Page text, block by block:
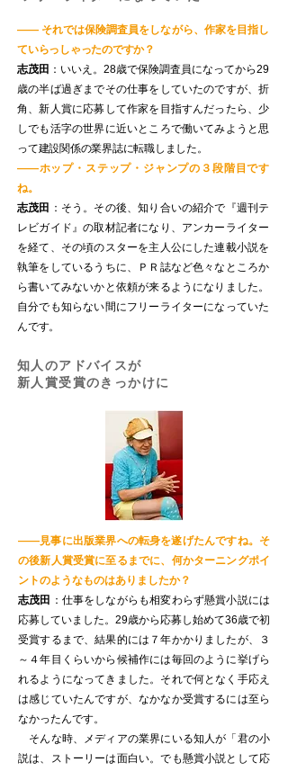
—— それでは保険調査員をしながら、作家を目指し
ていらっしゃったのですか？
志茂田 ：いいえ。28歳で保険調査員になってから29
歳の半ば過ぎまでその仕事をしていたのですが、折
角、新人賞に応募して作家を目指すんだったら、少
しでも活字の世界に近いところで働いてみようと思
って建設関係の業界誌に転職しました。
——ホップ・ステップ・ジャンプの３段階目です
ね。
志茂田 ：そう。その後、知り合いの紹介で『週刊テ
レビガイド』の取材記者になり、アンカーライター
を経て、その頃のスターを主人公にした連載小説を
執筆をしているうちに、ＰＲ誌など色々なところか
ら書いてみないかと依頼が来るようになりました。
自分でも知らない間にフリーライターになっていた
んです。
知人のアドバイスが
新人賞受賞のきっかけに
——見事に出版業界への転身を遂げたんですね。そ
の後新人賞受賞に至るまでに、何かターニングポイ
ントのようなものはありましたか？
志茂田 ：仕事をしながらも相変わらず懸賞小説には
応募していました。29歳から応募し始めて36歳で初
受賞するまで、結果的には７年かかりましたが、３
～４年目くらいから候補作には毎回のように挙げら
れるようになってきました。それで何となく手応え
は感じていたんですが、なかなか受賞するには至ら
なかったんです。
そんな時、メディアの業界にいる知人が「君の小
説は、ストーリーは面白い。でも懸賞小説として応